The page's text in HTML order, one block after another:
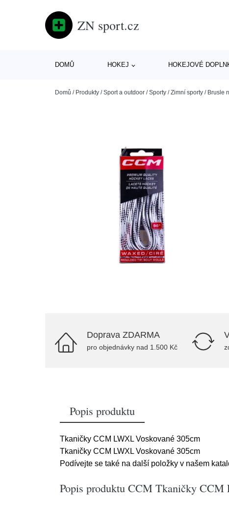
ZN sport.cz
DOMŮ HOKEJ HOKEJOVÉ
Domů / Produkty /Sport a outdoor /Sporty /Zimní sporty / Brusle
Doprava ZDARMA
pro objednávky nad 1.500 Kč
Popis produktu
Tkaničky CCM LWXL Voskované 305cm
Tkaničky CCM LWXL Voskované 305cm
Podívejte se také na další položky v našem
Popis produktu CCM Tkaničky